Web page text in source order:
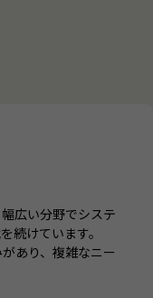
広い分野でシステ
続けています。
あり、複雑なニー